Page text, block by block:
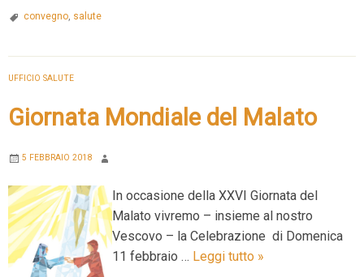
convegno, salute
UFFICIO SALUTE
Giornata Mondiale del Malato
5 FEBBRAIO 2018
In occasione della XXVI Giornata del
Malato vivremo – insieme al nostro
Vescovo – la Celebrazione di Domenica
11 febbraio … Leggi tutto Giornata
»